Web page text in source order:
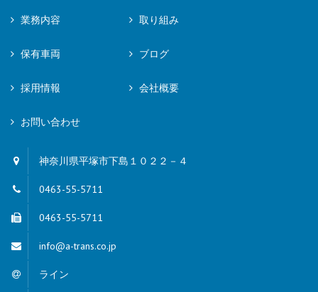
業務内容 取り組み
保有車両 ブログ
採用情報 会社概要
お問い合わせ
神奈川県平塚市下島１０２２－４
0463-55-5711
0463-55-5711
info@a-trans.co.jp
ライン